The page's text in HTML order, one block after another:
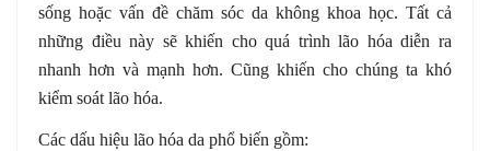
sống hoặc vấn đề chăm sóc da không khoa học. Tất cả
những điều này sẽ khiến cho quá trình lão hóa diễn ra
nhanh hơn và mạnh hơn. Cũng khiến cho chúng ta khó
kiểm soát lão hóa.
Các dấu hiệu lão hóa da phổ biến gồm: